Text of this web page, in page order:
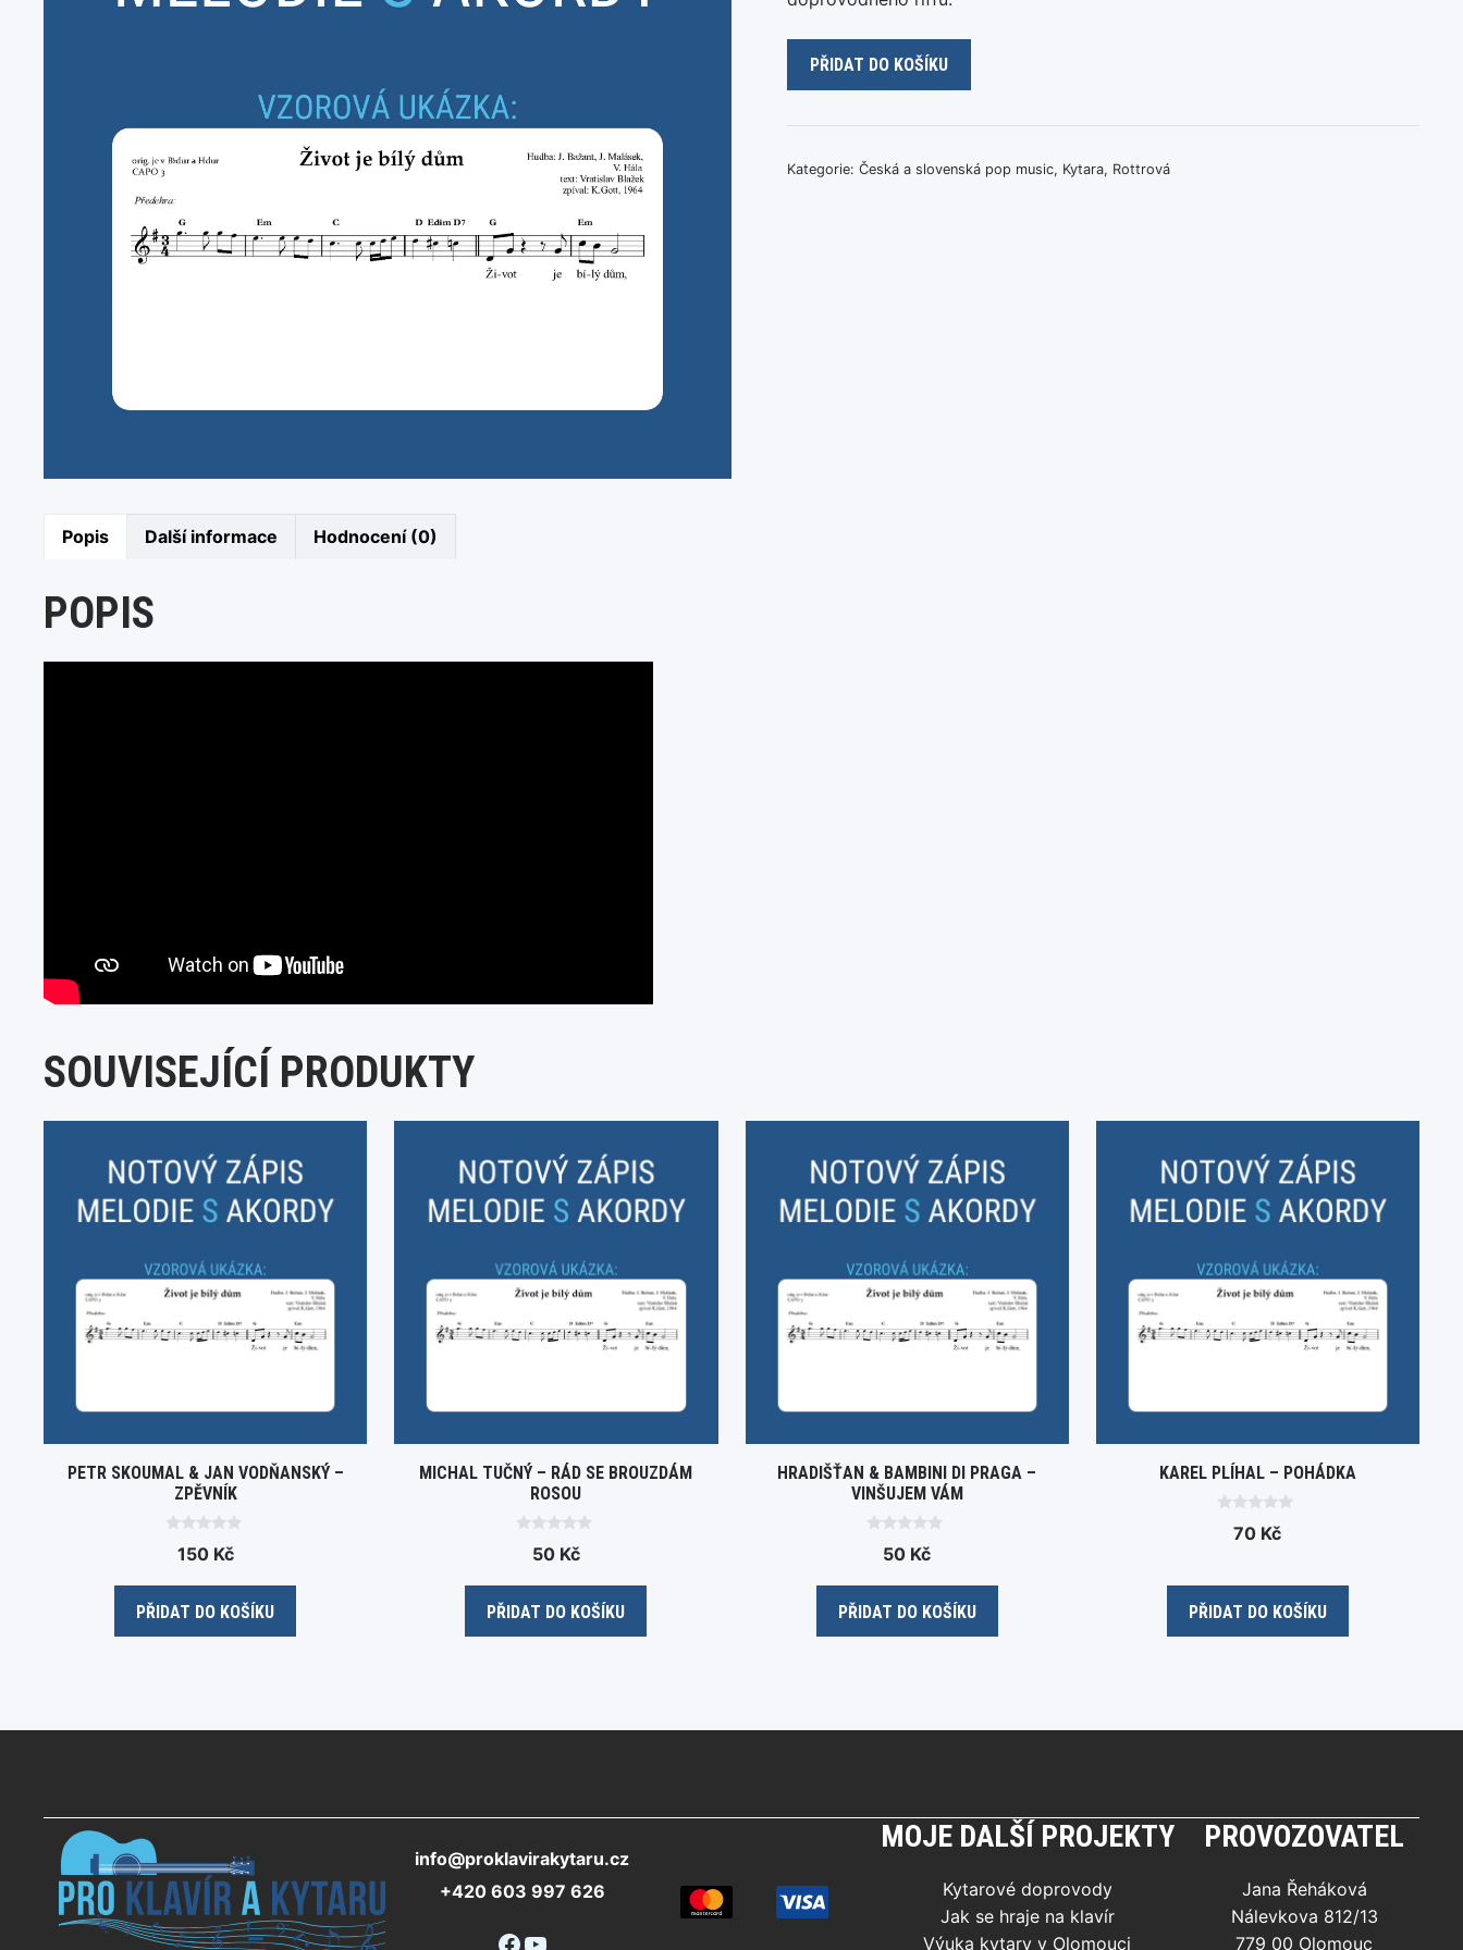
Marie
S
tebou
PŘIDAT DO KOŠÍKU
Kategorie: Česká a slovenská pop music, Kytara, Rottrová
Popis Další informace Hodnocení (0)
POPIS
SOUVISEJÍCÍ PRODUKTY
PETR SKOUMAL & JAN VODŇANSKÝ –
ZPĚVNÍK
t
f
150 Kč
PŘIDAT DO KOŠÍKU
MICHAL TUČNÝ – RÁD SE BROUZDÁM
ROSOU
t
f
50 Kč
PŘIDAT DO KOŠÍKU
HRADIŠŤAN & BAMBINI DI PRAGA –
VINŠUJEM VÁM
t
f
50 Kč
PŘIDAT DO KOŠÍKU
KAREL PLÍHAL – POHÁDKA
5
70 Kč
PŘIDAT DO KOŠÍKU
info@proklavirakytaru.cz
+420 603 997 626
Facebook
YouTube
MOJE DALŠÍ PROJEKTY
Kytarové doprovody
Jak se hraje na klavír
Výuka kytary v Olomouci
PROVOZOVATEL
Jana Řeháková
Nálevkova 812/13
779 00 Olomouc